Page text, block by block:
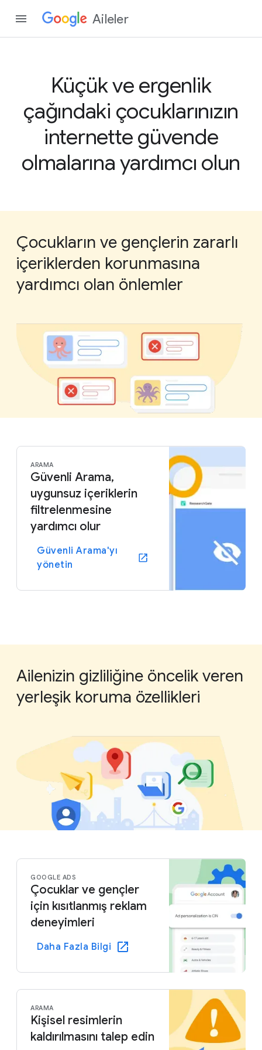
Aileler
Küçük ve ergenlik
çağındaki çocuklarınızın
internette güvende
olmalarına yardımcı olun
Çocukların ve gençlerin zararlı
içeriklerden korunmasına
yardımcı olan önlemler
ARAMA
Güvenli Arama,
uygunsuz içeriklerin
filtrelenmesine
yardımcı olur
Güvenli Arama'yı
yönetin
Ailenizin gizliliğine öncelik veren
yerleşik koruma özellikleri
GOOGLE ADS
Çocuklar ve gençler
için kısıtlanmış reklam
deneyimleri
Daha Fazla Bilgi
ARAMA
Kişisel resimlerin
kaldırılmasını talep edin